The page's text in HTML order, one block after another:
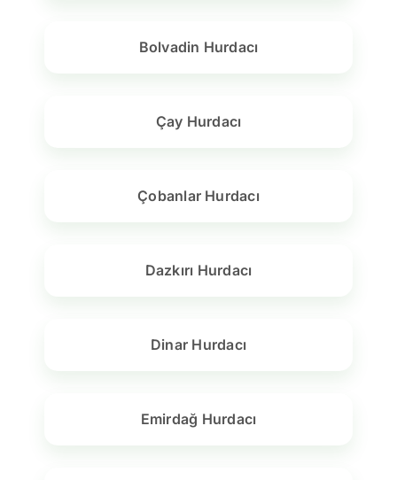
Bolvadin Hurdacı
Çay Hurdacı
Çobanlar Hurdacı
Dazkırı Hurdacı
Dinar Hurdacı
Emirdağ Hurdacı